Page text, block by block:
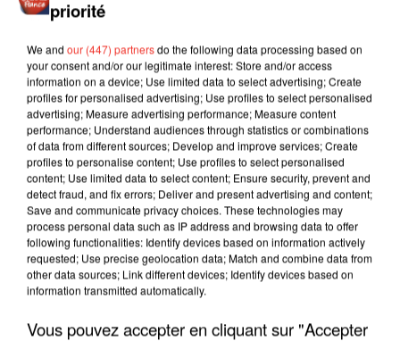
LES INTERVIEWS CHANTE
FRANCE
priorité
We and our (447) partnersdo the following data processing based on
your consent and/or our legitimate interest: Store and/or access
information on a device; Use limited data to select advertising; Create
profiles for personalised advertising; Use profiles to select personalised
advertising; Measure advertising performance; Measure content
performance; Understand audiences through statistics or combinations
of data from different sources; Develop and improve services; Create
profiles to personalise content; Use profiles to select personalised
content; Use limited data to select content; Ensure security, prevent and
detect fraud, and fix errors; Deliver and present advertising and content;
Save and communicate privacy choices. These technologies may
process personal data such as IP address and browsing data to offer
following functionalities: Identify devices based on information actively
requested; Use precise geolocation data; Match and combine data from
other data sources; Link different devices; Identify devices based on
information transmitted automatically.
Vous pouvez accepter en cliquant sur "Accepter